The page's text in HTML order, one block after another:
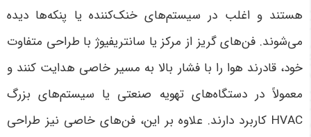
هستند و اغلب در سیستم‌های خنک‌کننده یا پنکه‌ها دیده
می‌شوند. فن‌های گریز از مرکز یا سانتریفیوژ با طراحی متفاوت
خود، قادرند هوا را با فشار بالا به مسیر خاصی هدایت کنند و
معمولاً در دستگاه‌های تهویه صنعتی یا سیستم‌های بزرگ
HVAC کاربرد دارند. علاوه بر این، فن‌های خاصی نیز طراحی